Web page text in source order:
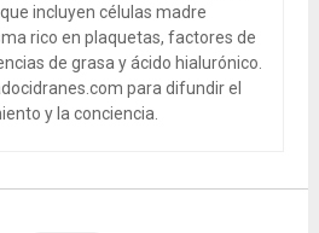
incluyen células madre
rico en plaquetas, factores de
de grasa y ácido hialurónico.
para difundir el
y la conciencia.